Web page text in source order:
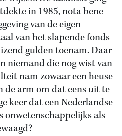
in 1985, nota bene
van de eigen
van het slapende fonds
gulden toenam. Daar
niemand die nog wist van
nam zowaar een heuse
arm om dat eens uit te
keer dat een Nederlandse
onwetenschappelijks als